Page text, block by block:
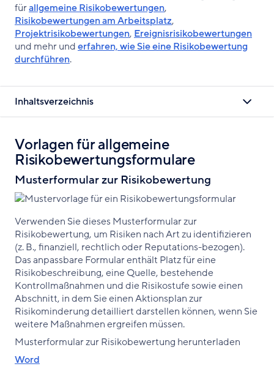
fürallgemeine Risikobewertungen,
Risikobewertungen am Arbeitsplatz,
Projektrisikobewertungen, Ereignisrisikobewertungen
und mehr underfahren, wie Sie eine Risikobewertung
durchführen.
Inhaltsverzeichnis
Vorlagen für allgemeine
Risikobewertungsformulare
Musterformular zur Risikobewertung
Verwenden Sie dieses Musterformular zur
Risikobewertung, um Risiken nach Art zu identifizieren
(z. B., finanziell, rechtlich oder Reputations-bezogen).
Das anpassbare Formular enthält Platz für eine
Risikobeschreibung, eine Quelle, bestehende
Kontrollmaßnahmen und die Risikostufe sowie einen
Abschnitt, in dem Sie einen Aktionsplan zur
Risikominderung detailliert darstellen können, wenn Sie
weitere Maßnahmen ergreifen müssen.
Musterformular zur Risikobewertung herunterladen
Word